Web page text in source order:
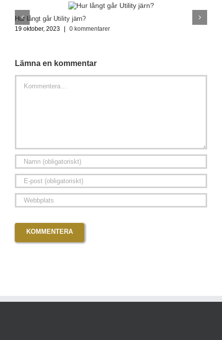
Hur långt går Utility järn?
19 oktober, 2023 | 0 kommentarer
Lämna en kommentar